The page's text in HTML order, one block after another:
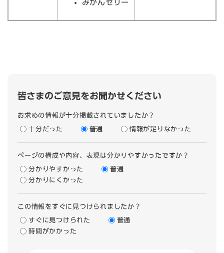
みかんゼリー
皆さまのご意見をお聞かせください
お求めの情報が十分掲載されていましたか？
十分だった 普通 情報が足りなかった
ページの構成や内容、表現は分かりやすかったですか？
分かりやすかった
普通
分かりにくかった
この情報をすぐに見つけられましたか？
すぐに見つけられた
普通
時間がかかった